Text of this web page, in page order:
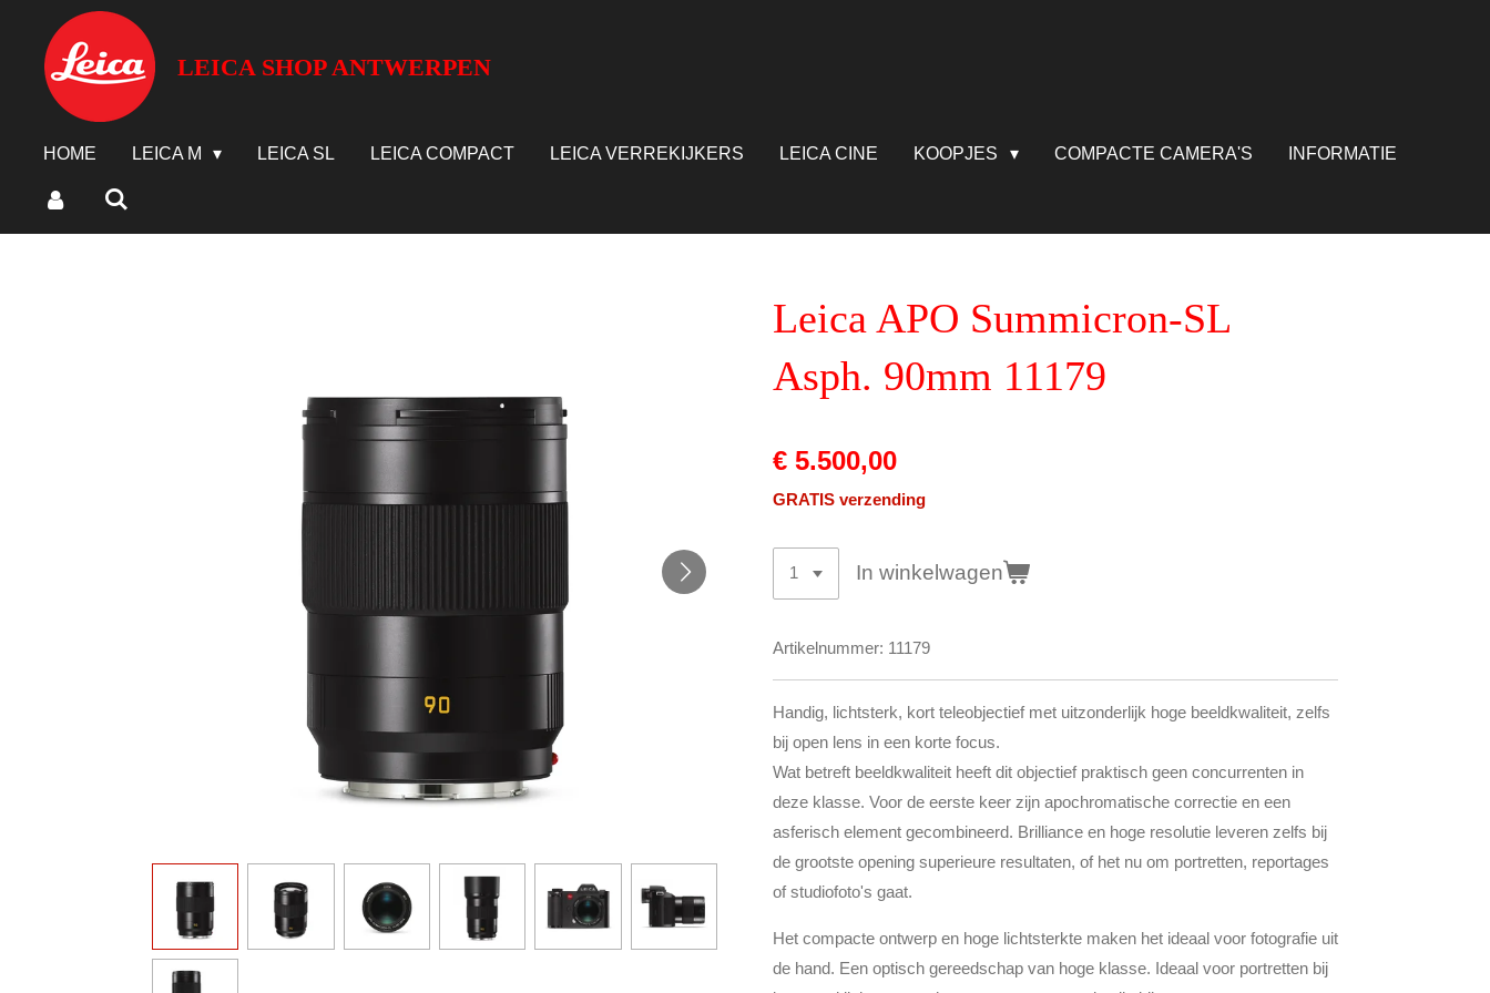
direct
hoofdinhoud
LEICA SHOP ANTWERPEN
HOME LEICA M LEICA SL LEICA COMPACT LEICA VERREKIJKERS LEICA CINE KOOPJES COMPACTE CAMERA'S INFORMATIE
Leica APO Summicron-SL
Asph. 90mm 11179
€ 5.500,00
GRATIS verzending
In winkelwagen
Artikelnummer: 11179
Handig, lichtsterk, kort teleobjectief met uitzonderlijk hoge beeldkwaliteit, zelfs
bij open lens in een korte focus.
Wat betreft beeldkwaliteit heeft dit objectief praktisch geen concurrenten in
deze klasse. Voor de eerste keer zijn apochromatische correctie en een
asferisch element gecombineerd. Brilliance en hoge resolutie leveren zelfs bij
de grootste opening superieure resultaten, of het nu om portretten, reportages
of studiofoto's gaat.
Het compacte ontwerp en hoge lichtsterkte maken het ideaal voor fotografie uit
de hand. Een optisch gereedschap van hoge klasse. Ideaal voor portretten bij